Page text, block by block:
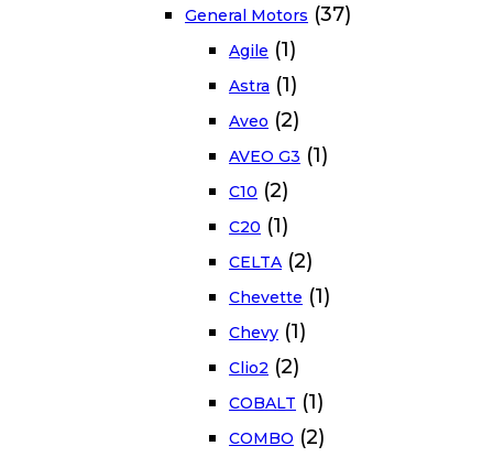
General Motors (37)
Agile (1)
Astra (1)
Aveo (2)
AVEO G3 (1)
C10 (2)
C20 (1)
CELTA (2)
Chevette (1)
Chevy (1)
Clio2 (2)
COBALT (1)
COMBO (2)